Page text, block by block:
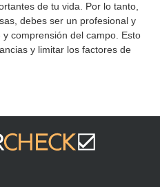
de tu vida. Por lo tanto,
debes ser un profesional y
comprensión del campo. Esto
y limitar los factores de